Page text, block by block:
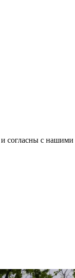
согласны с нашими